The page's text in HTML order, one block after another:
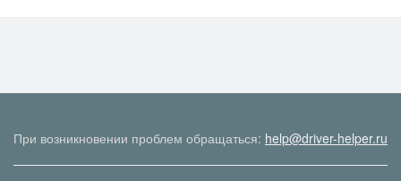
При возникновении проблем обращаться: help@driver-helper.ru